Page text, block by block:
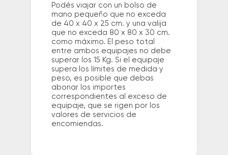
Podés viajar con un bolso de
mano pequeño que no exceda
de 40 x 40 x 25 cm. y una valija
que no exceda 80 x 80 x 30 cm.
como máximo. El peso total
entre ambos equipajes no debe
superar los 15 Kg. Si el equipaje
supera los límites de medida y
peso, es posible que debas
abonar los importes
correspondientes al exceso de
equipaje, que se rigen por los
valores de servicios de
encomiendas.